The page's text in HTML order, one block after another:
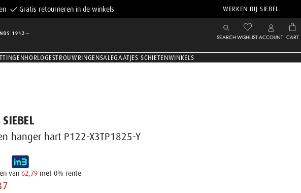
Gratis retourneren in de winkels WERKEN BIJ SIEBEL
SEARCHWISHLISTACCOUNT CART
HORLOGESTROUWRINGENSALEGAATJES SCHIETENWINKELS
hanger hart P122-X3TP1825-Y
van 62,79met 0% rente